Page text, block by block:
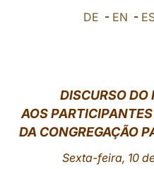
DE - EN -
DISCURSO DO
AOS
DA CONGREGAÇÃO
Sexta-feira, 10